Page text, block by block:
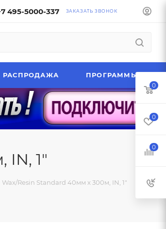
495-5000-337 ЗАКАЗАТЬ ЗВОНОК
РАСПРОДАЖА ПРОГРАММЫ
IN, 1"
Wax/Resin Standard 40мм х 300м, IN, 1"
0
0
0